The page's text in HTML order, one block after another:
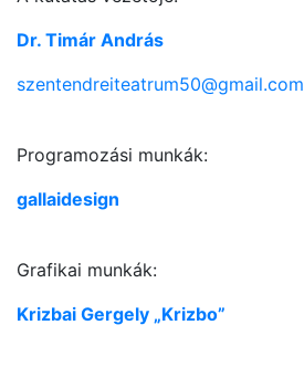
Dr. Timár András
szentendreiteatrum50@gmail.com
Programozási munkák:
gallaidesign
Grafikai munkák:
Krizbai Gergely „Krizbo”